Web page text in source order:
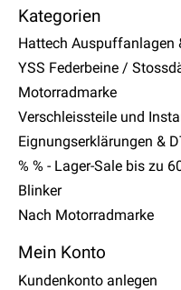
Kategorien
Hattech Auspuffanlagen
YSS Federbeine /
Motorradmarke
Verschleissteile und
Eignungserklärungen &
% % - Lager-Sale bis zu
Blinker
Nach Motorradmarke
Mein Konto
Kundenkonto anlegen